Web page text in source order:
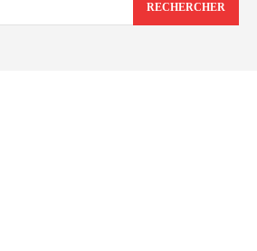
RECHERCHER